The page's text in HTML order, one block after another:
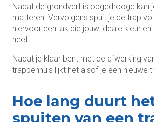
Nadat de grondverf is opgedroogd kan
matteren. Vervolgens spuit je de trap
hiervoor een lak die jouw ideale kleur
heeft.
Nadat je klaar bent met de afwerking
trappenhuis lijkt het alsof je een nieuwe
Hoe lang duurt
spuiten van een